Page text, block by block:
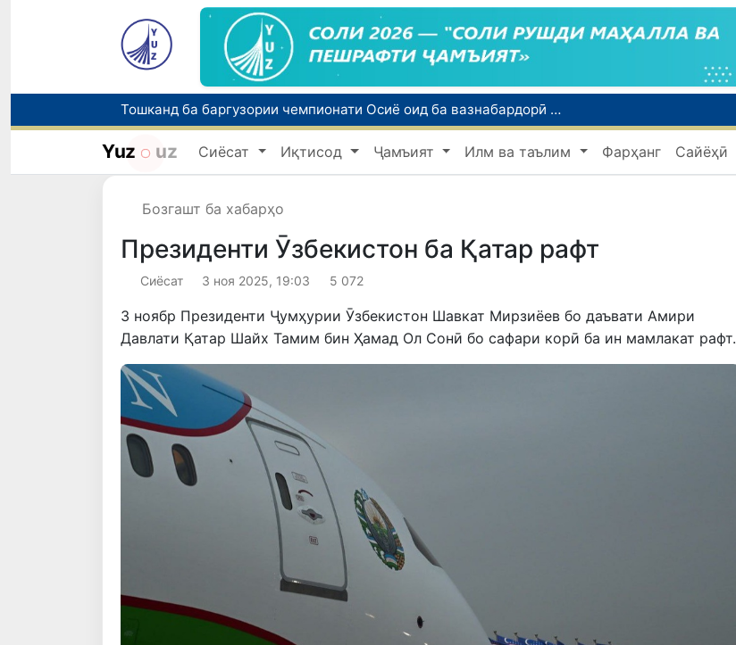
Тошканд ба баргузории чемпионати Осиё оид ба вазнабардорӣ омодагӣ мебинад
Шаҳрвандони Ӯзбекистон метавонанд дар доираи барномаи H-2A ба корҳои мавсимии кишоварзӣ дар ИМА сафарбар шаванд
Намояндагии Агентии муҳоҷират дар Москва моҳи июл ба зиёда аз 1,8 ҳазор шаҳрванди Ӯзбекистон кумак расонд
Yuz uz Сиёсат Иқтисод Ҷамъият Илм ва таълим Фарҳанг Сайёҳӣ
Бозгашт ба хабарҳо
Президенти Ӯзбекистон ба Қатар рафт
Сиёсат 3 ноя 2025, 19:03 5 072
3 ноябр Президенти Ҷумҳурии Ӯзбекистон Шавкат Мирзиёев бо даъвати Амири
Давлати Қатар Шайх Тамим бин Ҳамад Ол Сонӣ бо сафари корӣ ба ин мамлакат рафт.